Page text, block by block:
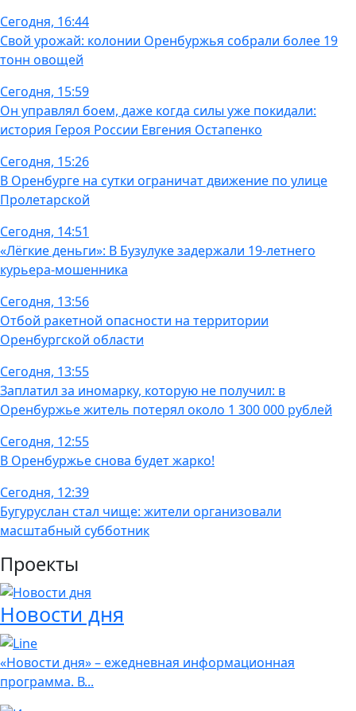
Сегодня, 16:44
Свой урожай: колонии Оренбуржья собрали более 19
тонн овощей
Сегодня, 15:59
Он управлял боем, даже когда силы уже покидали:
история Героя России Евгения Остапенко
Сегодня, 15:26
В Оренбурге на сутки ограничат движение по улице
Пролетарской
Сегодня, 14:51
«Лёгкие деньги»: В Бузулуке задержали 19-летнего
курьера-мошенника
Сегодня, 13:56
Отбой ракетной опасности на территории
Оренбургской области
Сегодня, 13:55
Заплатил за иномарку, которую не получил: в
Оренбуржье житель потерял около 1 300 000 рублей
Сегодня, 12:55
В Оренбуржье снова будет жарко!
Сегодня, 12:39
Бугуруслан стал чище: жители организовали
масштабный субботник
Проекты
Новости дня
«Новости дня» – ежедневная информационная
программа. В...